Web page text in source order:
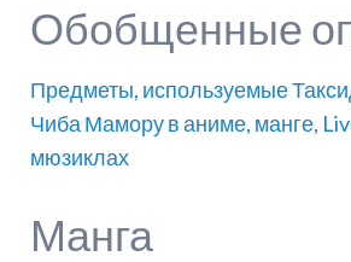
Обобщенные
Предметы, используемые
Чиба Мамору в аниме, манге,
мюзиклах
Манга